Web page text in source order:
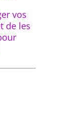
vos
de les